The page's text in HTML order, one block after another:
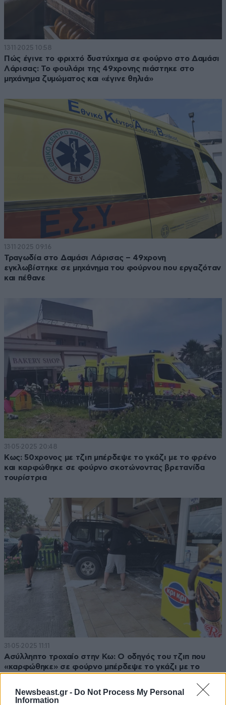
Newsbeast.gr - Do Not Process My Personal
Information
13·11·2025 10:58
Πώς έγινε το φριχτό δυστύχημα σε φούρνο στο Δαμάσι
Λάρισας: Το φουλάρι της 49χρονης πιάστηκε στο
μηχάνημα ζυμώματος και «έγινε θηλιά»
13·11·2025 09:16
Τραγωδία στο Δαμάσι Λάρισας – 49χρονη
εγκλωβίστηκε σε μηχάνημα του φούρνου που εργαζόταν
και πέθανε
31·05·2025 20:48
Κως: 50χρονος με τζιπ μπέρδεψε το γκάζι με το φρένο
και καρφώθηκε σε φούρνο σκοτώνοντας βρετανίδα
τουρίστρια
31·05·2025 11:11
Ασύλληπτο τροχαίο στην Κω: Ο οδηγός του τζιπ που
«καρφώθηκε» σε φούρνο μπέρδεψε το γκάζι με το